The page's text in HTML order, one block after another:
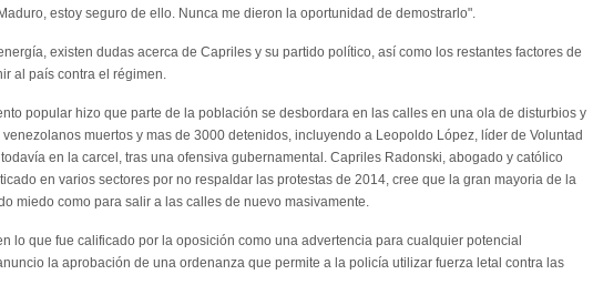
estoy seguro de ello. Nunca me dieron la oportunidad de demostrarlo".
existen dudas acerca de Capriles y su partido político, así como los restantes factores de
al país contra el régimen.
popular hizo que parte de la población se desbordara en las calles en una ola de disturbios y
muertos y mas de 3000 detenidos, incluyendo a Leopoldo López, líder de Voluntad
en la carcel, tras una ofensiva gubernamental. Capriles Radonski, abogado y católico
en varios sectores por no respaldar las protestas de 2014, cree que la gran mayoria de la
miedo como para salir a las calles de nuevo masivamente.
lo que fue calificado por la oposición como una advertencia para cualquier potencial
la aprobación de una ordenanza que permite a la policía utilizar fuerza letal contra las